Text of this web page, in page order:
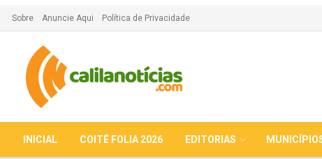
Sobre Anuncie Aqui Política de Privacidade
INICIAL COITÉ FOLIA 2026 EDITORIAS